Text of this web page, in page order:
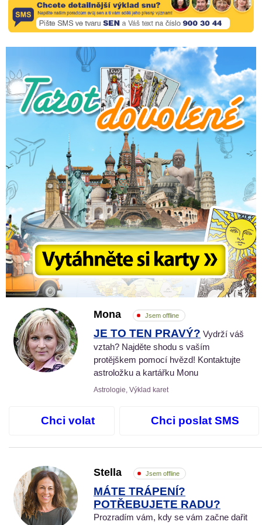
Mona Jsem offline
JE TO TEN PRAVÝ? Vydrží váš
vztah? Najděte shodu s vaším
protějškem pomocí hvězd! Kontaktujte
astroložku a kartářku Monu
Astrologie, Výklad karet
Chci volat Chci poslat SMS
Stella Jsem offline
MÁTE TRÁPENÍ?
POTŘEBUJETE RADU?
Prozradím vám, kdy se vám začne dařit